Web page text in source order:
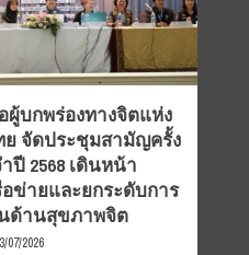
ผู้บกพร่องทางจิตแห่ง
ย จัดประชุมสามัญครั้ง
ปี 2568 เดินหน้า
ข่ายและยกระดับการ
ด้านสุขภาพจิต
07/2026